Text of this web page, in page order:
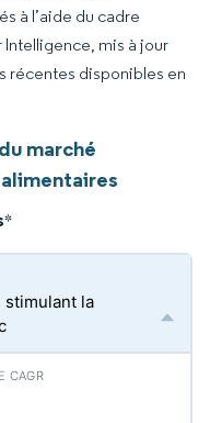
à l’aide du cadre
mis à jour
récentes disponibles en
marché
*
stimulant la